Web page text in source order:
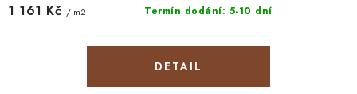
Termín dodání: 5-10 dní
1 161 Kč / m2